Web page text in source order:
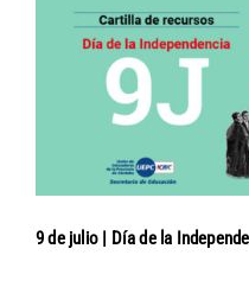
9 de julio | Día de la